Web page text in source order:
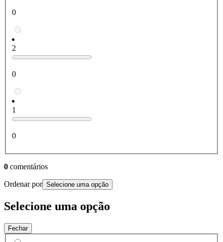
0
2
0
1
0
0 comentários
Ordenar por Selecione uma opção
Selecione uma opção
Fechar